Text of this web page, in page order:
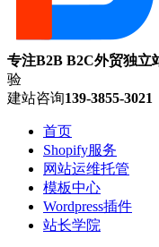
专注B2B B2C外贸独立
验
建站咨询139-3855-3021
首页
Shopify服务
网站运维托管
模板中心
Wordpress插件
站长学院